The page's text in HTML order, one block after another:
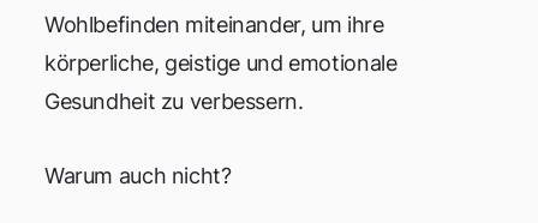
Wohlbefinden miteinander, um ihre
körperliche, geistige und emotionale
Gesundheit zu verbessern.
Warum auch nicht?